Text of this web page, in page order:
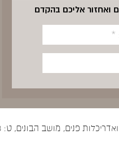
ואחזור אליכם בהקדם
פנים, מושב הבונים, ט: 04-9894848 נ: 052-5535400